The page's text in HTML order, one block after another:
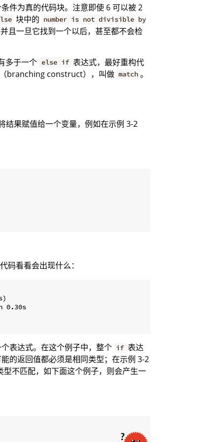
件为真的代码块。注意即使 6 可以被 2
块中的 number is not divisible by
且一旦它找到一个以后，甚至都不会检
多于一个 else if 表达式，最好重构代
branching construct），叫做 match 。
结果赋值给一个变量，例如在示例 3-2
码看看会出现什么：
0.30s
表达式。在这个例子中，整个 if 表达
的返回值都必须是相同类型；在示例 3-2
型不匹配，如下面这个例子，则会产生一